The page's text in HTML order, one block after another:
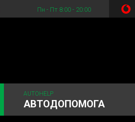
Пн - Пт 8:00 - 20:00
AUTOHELP
АВТОДОПОМОГА